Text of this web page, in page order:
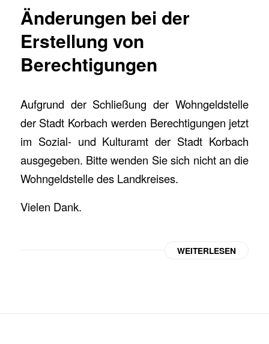
Änderungen bei der
Erstellung von
Berechtigungen
Aufgrund der Schließung der Wohngeldstelle
der Stadt Korbach werden Berechtigungen jetzt
im Sozial- und Kulturamt der Stadt Korbach
ausgegeben. Bitte wenden Sie sich nicht an die
Wohngeldstelle des Landkreises.
Vielen Dank.
WEITERLESEN